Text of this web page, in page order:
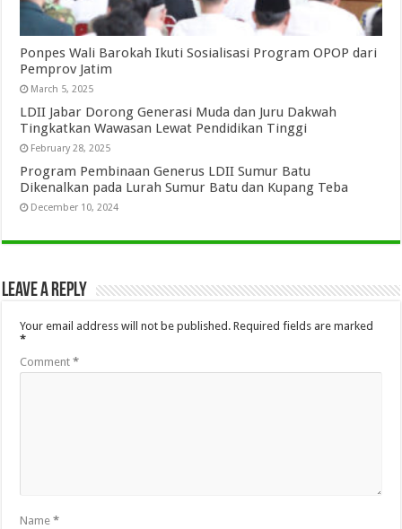
Ponpes Wali Barokah Ikuti Sosialisasi Program OPOP dari
Pemprov Jatim
March 5, 2025
LDII Jabar Dorong Generasi Muda dan Juru Dakwah
Tingkatkan Wawasan Lewat Pendidikan Tinggi
February 28, 2025
Program Pembinaan Generus LDII Sumur Batu
Dikenalkan pada Lurah Sumur Batu dan Kupang Teba
December 10, 2024
Leave a Reply
Your email address will not be published. Required fields are marked
*
Comment*
Name*